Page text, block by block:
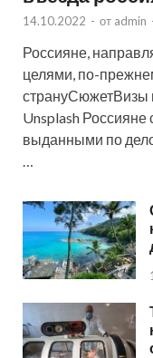
14.10.2022 - от admin
Россияне,
целями, по-
странуСюжетВизы
Unsplash
выданными по
…